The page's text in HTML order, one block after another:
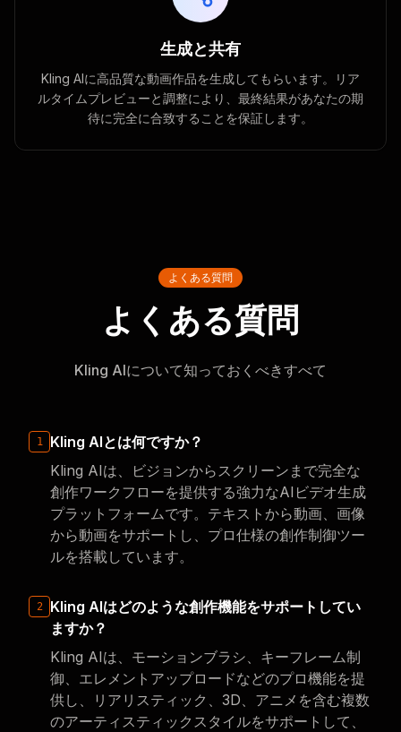
生成と共有
Kling AIに高品質な動画作品を生成してもらいます。リア
ルタイムプレビューと調整により、最終結果があなたの期
待に完全に合致することを保証します。
よくある質問
よくある質問
Kling AIについて知っておくべきすべて
1
Kling AIとは何ですか？
Kling AIは、ビジョンからスクリーンまで完全な
創作ワークフローを提供する強力なAIビデオ生成
プラットフォームです。テキストから動画、画像
から動画をサポートし、プロ仕様の創作制御ツー
ルを搭載しています。
2
Kling AIはどのような創作機能をサポートしてい
ますか？
Kling AIは、モーションブラシ、キーフレーム制
御、エレメントアップロードなどのプロ機能を提
供し、リアリスティック、3D、アニメを含む複数
のアーティスティックスタイルをサポートして、